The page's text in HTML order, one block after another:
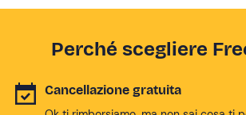
Perché scegliere
Cancellazione gratuita